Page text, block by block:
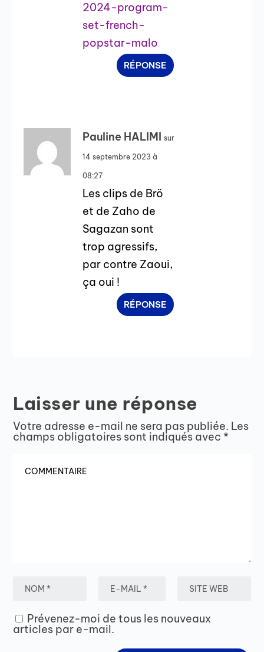
2024-program-
set-french-
popstar-malo
RÉPONSE
Pauline HALIMI sur
14 septembre 2023 à
08:27
Les clips de Brö
et de Zaho de
Sagazan sont
trop agressifs,
par contre Zaoui,
ça oui !
RÉPONSE
Laisser une réponse
Votre adresse e-mail ne sera pas publiée. Les
champs obligatoires sont indiqués avec *
Prévenez-moi de tous les nouveaux
articles par e-mail.